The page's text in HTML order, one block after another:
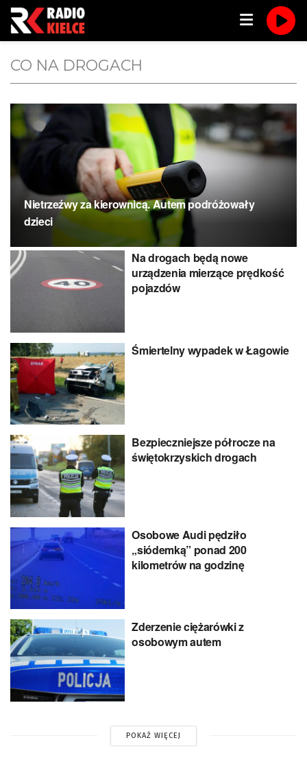
CO NA DROGACH
Nietrzeźwy za kierownicą. Autem podróżowały
dzieci
Na drogach będą nowe
urządzenia mierzące prędkość
pojazdów
Śmiertelny wypadek w Łagowie
Bezpieczniejsze półrocze na
świętokrzyskich drogach
Osobowe Audi pędziło
„siódemką” ponad 200
kilometrów na godzinę
Zderzenie ciężarówki z
osobowym autem
POKAŻ WIĘCEJ